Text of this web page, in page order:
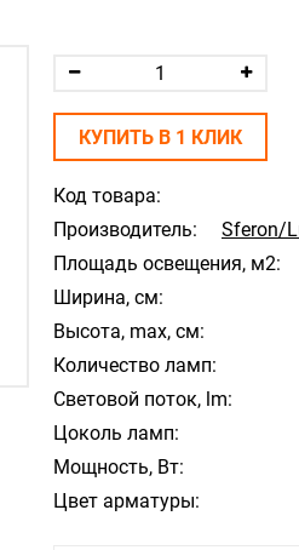
Код товара:
Производитель:
Sferon/
Площадь освещения, м2:
Ширина, см:
Высота, max, см:
Количество ламп:
Световой поток, lm:
Цоколь ламп:
Мощность, Вт:
Цвет арматуры:
КУПИТЬ В 1 КЛИК